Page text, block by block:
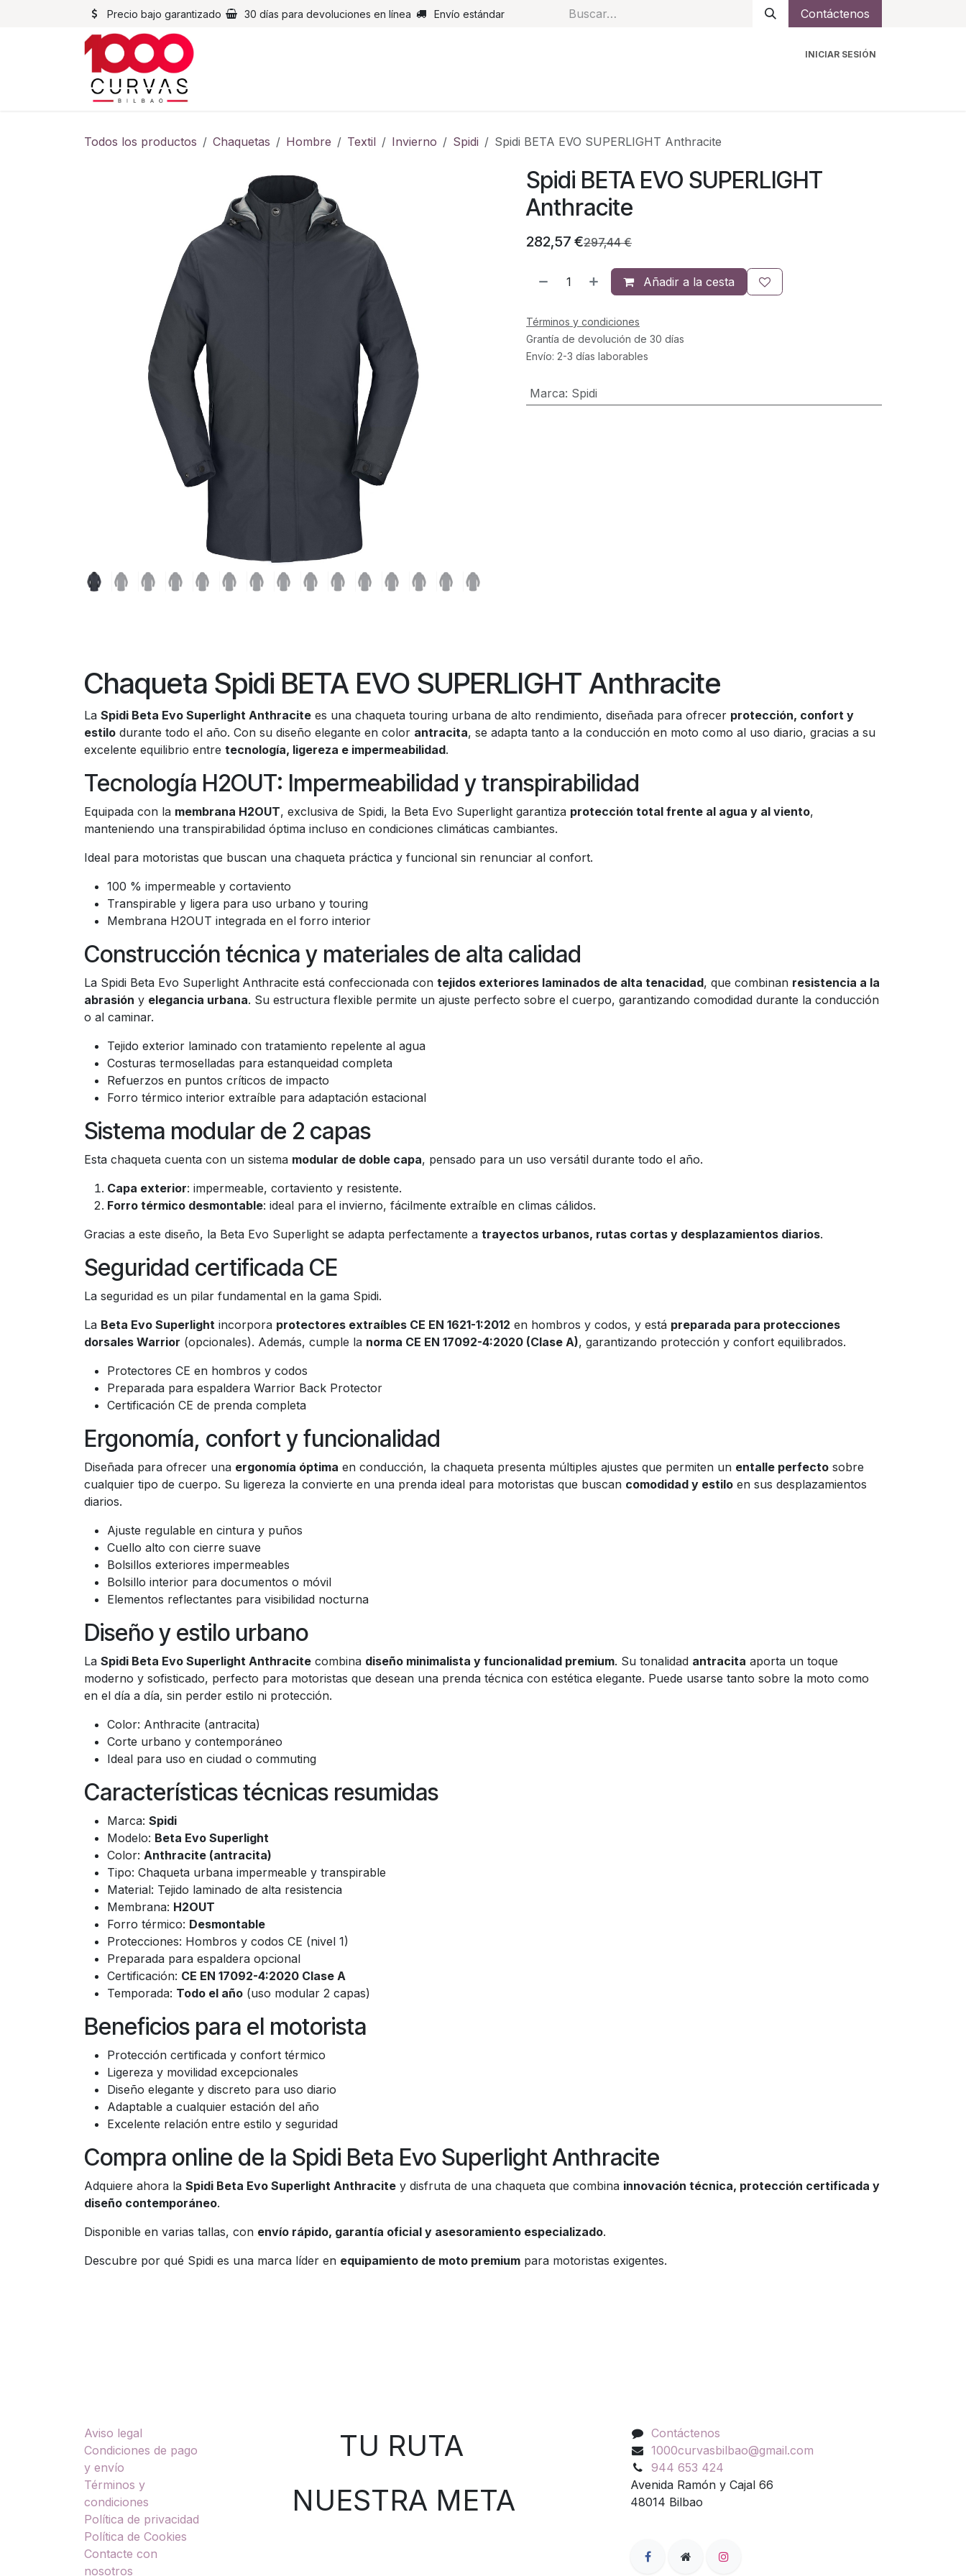
Precio bajo garantizado 30 días para devoluciones en línea Envío estándar Contáctenos
INICIAR SESIÓN
Todos los productos Chaquetas Hombre Textil Invierno Spidi Spidi BETA EVO SUPERLIGHT Anthracite
Spidi BETA EVO SUPERLIGHT
Anthracite
282,57 €297,44€
Añadir a la cesta
Términos y condiciones
Grantía de devolución de 30 días
Envío: 2-3 días laborables
Marca: Spidi
Chaqueta Spidi BETA EVO SUPERLIGHT Anthracite
La Spidi Beta Evo Superlight Anthracite es una chaqueta touring urbana de alto rendimiento, diseñada para ofrecer protección, confort y
estilo durante todo el año. Con su diseño elegante en color antracita, se adapta tanto a la conducción en moto como al uso diario, gracias a su
excelente equilibrio entre tecnología, ligereza e impermeabilidad.
Tecnología H2OUT: Impermeabilidad y transpirabilidad
Equipada con la membrana H2OUT, exclusiva de Spidi, la Beta Evo Superlight garantiza protección total frente al agua y al viento,
manteniendo una transpirabilidad óptima incluso en condiciones climáticas cambiantes.
Ideal para motoristas que buscan una chaqueta práctica y funcional sin renunciar al confort.
100 % impermeable y cortaviento
Transpirable y ligera para uso urbano y touring
Membrana H2OUT integrada en el forro interior
Construcción técnica y materiales de alta calidad
La Spidi Beta Evo Superlight Anthracite está confeccionada con tejidos exteriores laminados de alta tenacidad, que combinan resistencia a la
abrasión y elegancia urbana. Su estructura flexible permite un ajuste perfecto sobre el cuerpo, garantizando comodidad durante la conducción
o al caminar.
Tejido exterior laminado con tratamiento repelente al agua
Costuras termoselladas para estanqueidad completa
Refuerzos en puntos críticos de impacto
Forro térmico interior extraíble para adaptación estacional
Sistema modular de 2 capas
Esta chaqueta cuenta con un sistema modular de doble capa, pensado para un uso versátil durante todo el año.
Capa exterior: impermeable, cortaviento y resistente.
Forro térmico desmontable: ideal para el invierno, fácilmente extraíble en climas cálidos.
Gracias a este diseño, la Beta Evo Superlight se adapta perfectamente a trayectos urbanos, rutas cortas y desplazamientos diarios.
Seguridad certificada CE
La seguridad es un pilar fundamental en la gama Spidi.
La Beta Evo Superlight incorpora protectores extraíbles CE EN 1621-1:2012 en hombros y codos, y está preparada para protecciones
dorsales Warrior (opcionales). Además, cumple la norma CE EN 17092-4:2020 (Clase A), garantizando protección y confort equilibrados.
Protectores CE en hombros y codos
Preparada para espaldera Warrior Back Protector
Certificación CE de prenda completa
Ergonomía, confort y funcionalidad
Diseñada para ofrecer una ergonomía óptima en conducción, la chaqueta presenta múltiples ajustes que permiten un entalle perfecto sobre
cualquier tipo de cuerpo. Su ligereza la convierte en una prenda ideal para motoristas que buscan comodidad y estilo en sus desplazamientos
diarios.
Ajuste regulable en cintura y puños
Cuello alto con cierre suave
Bolsillos exteriores impermeables
Bolsillo interior para documentos o móvil
Elementos reflectantes para visibilidad nocturna
Diseño y estilo urbano
La Spidi Beta Evo Superlight Anthracite combina diseño minimalista y funcionalidad premium. Su tonalidad antracita aporta un toque
moderno y sofisticado, perfecto para motoristas que desean una prenda técnica con estética elegante. Puede usarse tanto sobre la moto como
en el día a día, sin perder estilo ni protección.
Color: Anthracite (antracita)
Corte urbano y contemporáneo
Ideal para uso en ciudad o commuting
Características técnicas resumidas
Marca: Spidi
Modelo: Beta Evo Superlight
Color: Anthracite (antracita)
Tipo: Chaqueta urbana impermeable y transpirable
Material: Tejido laminado de alta resistencia
Membrana: H2OUT
Forro térmico: Desmontable
Protecciones: Hombros y codos CE (nivel 1)
Preparada para espaldera opcional
Certificación: CE EN 17092-4:2020 Clase A
Temporada: Todo el año (uso modular 2 capas)
Beneficios para el motorista
Protección certificada y confort térmico
Ligereza y movilidad excepcionales
Diseño elegante y discreto para uso diario
Adaptable a cualquier estación del año
Excelente relación entre estilo y seguridad
Compra online de la Spidi Beta Evo Superlight Anthracite
Adquiere ahora la Spidi Beta Evo Superlight Anthracite y disfruta de una chaqueta que combina innovación técnica, protección certificada y
diseño contemporáneo.
Disponible en varias tallas, con envío rápido, garantía oficial y asesoramiento especializado.
Descubre por qué Spidi es una marca líder en equipamiento de moto premium para motoristas exigentes.
Aviso legal
Condiciones de pago
y envío
Términos y
condiciones
Política de privacidad
Política de Cookies
Contacte con
nosotros
TU RUTA
NUESTRA META
Contáctenos
1000curvasbilbao@gmail.com
944 653 424
Avenida Ramón y Cajal 66
48014 Bilbao